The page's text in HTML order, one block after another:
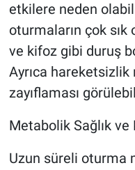
etkilere neden
oturmaların çok
ve kifoz gibi duruş
Ayrıca
zayıflaması
Metabolik Sağlık
Uzun süreli oturma